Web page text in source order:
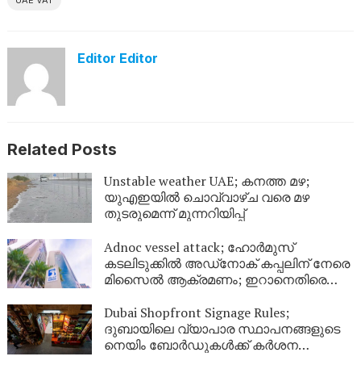
Editor Editor
Related Posts
Unstable weather UAE; കനത്ത മഴ;
യുഎഇയിൽ ചൊവ്വാഴ്ച വരെ മഴ
തുടരുമെന്ന് മുന്നറിയിപ്പ്
Adnoc vessel attack; ഹോർമുസ്
കടലിടുക്കിൽ അഡ്‌നോക് കപ്പലിന് നേരെ
മിസൈൽ ആക്രമണം; ഇറാനെതിരെ
Dubai Shopfront Signage Rules;
ദുബായിലെ വ്യാപാര സ്ഥാപനങ്ങളുടെ
നെയിം ബോർഡുകൾക്ക് കർശന